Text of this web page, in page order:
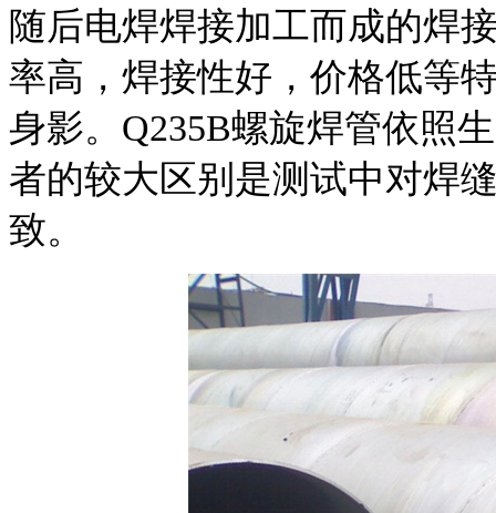
随后电焊焊接加工而成的焊
率高，焊接性好，价格低等
身影。Q235B螺旋焊管依照
者的较大区别是测试中对焊
致。